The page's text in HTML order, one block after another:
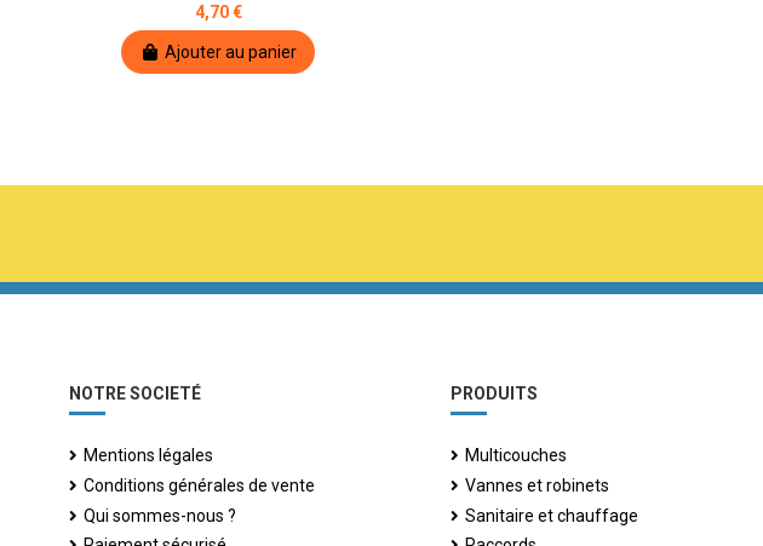
4,70 €
Ajouter au panier
NOTRE SOCIETÉ
Mentions légales
Conditions générales de vente
Qui sommes-nous ?
PRODUITS
Multicouches
Vannes et robinets
Sanitaire et chauffage